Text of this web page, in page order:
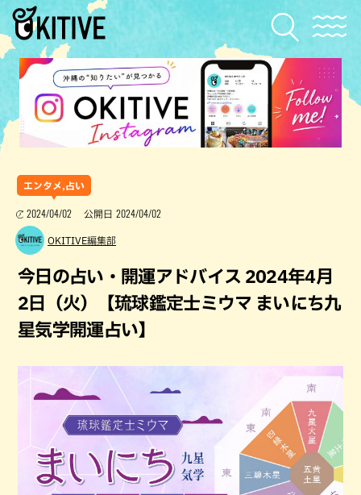
エンタメ,占い
2024/04/02 公開日 2024/04/02
OKITIVE編集部
今日の占い・開運アドバイス 2024年4月
2日（火）【琉球鑑定士ミウマ まいにち九
星気学開運占い】